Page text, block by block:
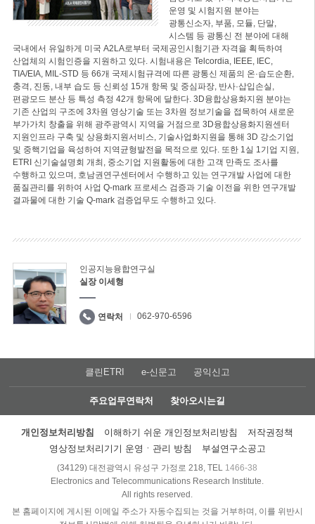
운영 및 시험지원 분야는
광통신소자, 부품, 모듈, 단말,
시스템 등 광통신 전 분야에 대해
국내에서 유일하게 미국 A2LA로부터 국제공인시험기관 자격을 획득하여
산업체의 시험인증을 지원하고 있다. 시험내용은 Telcordia, IEEE, IEC,
TIA/EIA, MIL-STD 등 66개 국제시험규격에 따른 광통신 제품의 온·습도순환,
충격, 진동, 내부 습도 등 신뢰성 15개 항목 및 중심파장, 반사·삽입손실,
편광모드 분산 등 특성 측정 42개 항목에 달한다. 3D융합상용화지원 분야는
기존 산업의 구조에 3차원 영상기술 또는 3차원 정보기술을 접목하여 새로운
부가가치 창출을 위해 광주광역시 지역을 거점으로 3D융합상용화지원센터
지원인프라 구축 및 상용화지원서비스, 기술사업화지원을 통해 3D 강소기업
및 중핵기업을 육성하여 지역균형발전을 목적으로 있다. 또한 1실 1기업 지원,
ETRI 신기술설명회 개최, 중소기업 지원활동에 대한 고객 만족도 조사를
수행하고 있으며, 호남권연구센터에서 수행하고 있는 연구개발 사업에 대한
품질관리를 위하여 사업 Q-mark 프로세스 검증과 기술 이전을 위한 연구개발
결과물에 대한 기술 Q-mark 검증업무도 수행하고 있다.
인공지능융합연구실
실장 이세형
연락처 062-970-6596
클린ETRI e-신문고 공익신고
주요업무연락처 찾아오시는길
개인정보처리방침 이해하기 쉬운 개인정보처리방침
저작권정책
영상정보처리기기 운영ㆍ관리 방침
부설연구소공고
(34129) 대전광역시 유성구 가정로 218, TEL 1466-38
Electronics and Telecommunications Research Institute.
All rights reserved.
본 홈페이지에 게시된 이메일 주소가 자동수집되는 것을 거부하며, 이를 위반시